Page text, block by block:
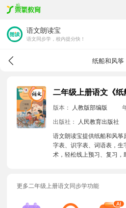
语文朗读宝
语文同步学，校内提分快！
纸船和风筝
版本： 人教版部编版
出版社：
人民教育出版社
语文朗读宝提供纸船和风
字表、识字表、词语表，
术，轻松线上预习、复习，
更多二年级上册语文同步学功能